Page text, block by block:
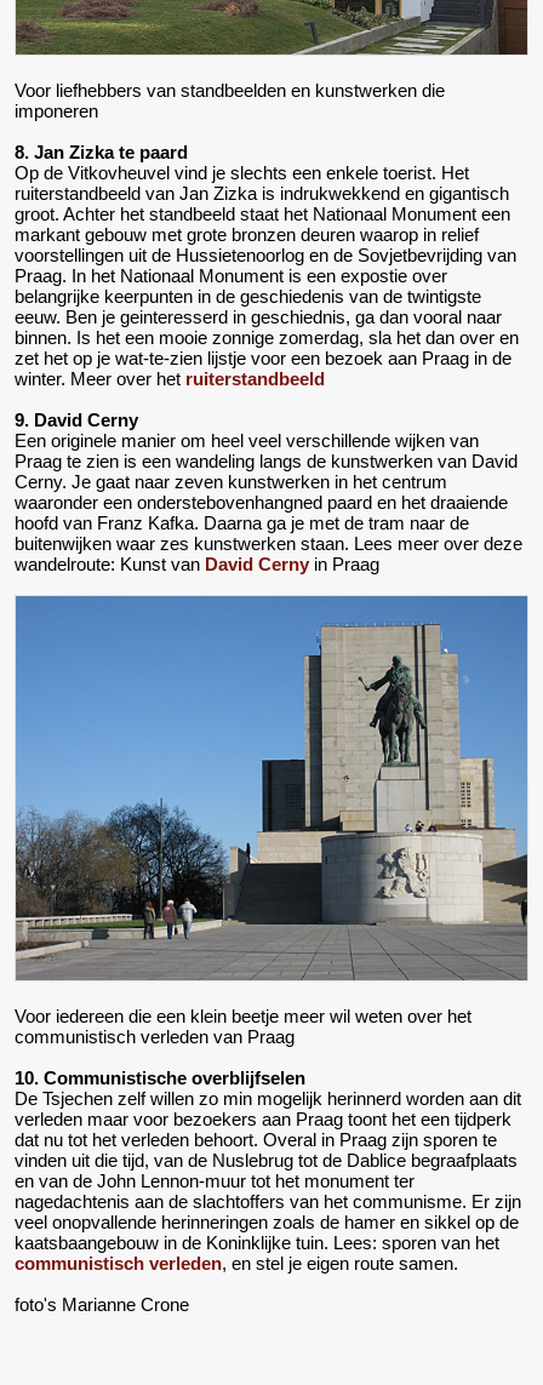
Voor liefhebbers van standbeelden en kunstwerken die
imponeren
8. Jan Zizka te paard
Op de Vitkovheuvel vind je slechts een enkele toerist. Het
ruiterstandbeeld van Jan Zizka is indrukwekkend en gigantisch
groot. Achter het standbeeld staat het Nationaal Monument een
markant gebouw met grote bronzen deuren waarop in relief
voorstellingen uit de Hussietenoorlog en de Sovjetbevrijding van
Praag. In het Nationaal Monument is een expostie over
belangrijke keerpunten in de geschiedenis van de twintigste
eeuw. Ben je geinteresserd in geschiednis, ga dan vooral naar
binnen. Is het een mooie zonnige zomerdag, sla het dan over en
zet het op je wat-te-zien lijstje voor een bezoek aan Praag in de
winter. Meer over het ruiterstandbeeld
9. David Cerny
Een originele manier om heel veel verschillende wijken van
Praag te zien is een wandeling langs de kunstwerken van David
Cerny. Je gaat naar zeven kunstwerken in het centrum
waaronder een onderstebovenhangned paard en het draaiende
hoofd van Franz Kafka. Daarna ga je met de tram naar de
buitenwijken waar zes kunstwerken staan. Lees meer over deze
wandelroute: Kunst van David Cerny in Praag
Voor iedereen die een klein beetje meer wil weten over het
communistisch verleden van Praag
10. Communistische overblijfselen
De Tsjechen zelf willen zo min mogelijk herinnerd worden aan dit
verleden maar voor bezoekers aan Praag toont het een tijdperk
dat nu tot het verleden behoort. Overal in Praag zijn sporen te
vinden uit die tijd, van de Nuslebrug tot de Dablice begraafplaats
en van de John Lennon-muur tot het monument ter
nagedachtenis aan de slachtoffers van het communisme. Er zijn
veel onopvallende herinneringen zoals de hamer en sikkel op de
kaatsbaangebouw in de Koninklijke tuin. Lees: sporen van het
communistisch verleden, en stel je eigen route samen.
foto's Marianne Crone